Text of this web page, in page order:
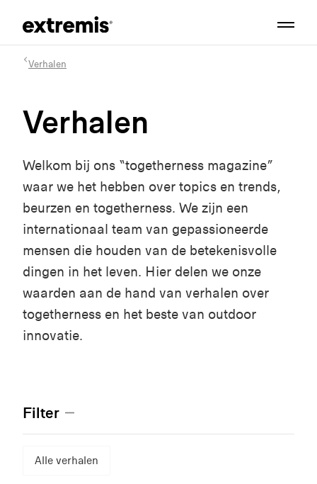
Verhalen
Verhalen
Welkom bij ons “togetherness magazine”
waar we het hebben over topics en trends,
beurzen en togetherness. We zijn een
internationaal team van gepassioneerde
mensen die houden van de betekenisvolle
dingen in het leven. Hier delen we onze
waarden aan de hand van verhalen over
togetherness en het beste van outdoor
innovatie.
Filter
Alle verhalen